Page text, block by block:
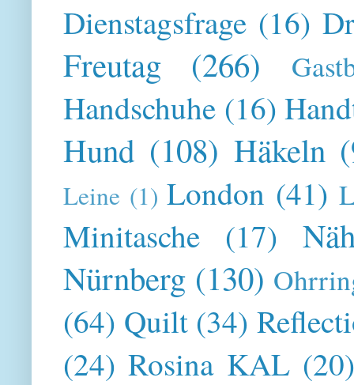
Dienstagsfrage (16)
Freutag (266)
Handschuhe (16)
Hund (108) Häkeln
Leine (1) London (41)
Minitasche (17)
Nürnberg (130)
(64) Quilt (34)
(24) Rosina KAL